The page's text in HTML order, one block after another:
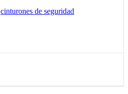
cinturones de seguridad